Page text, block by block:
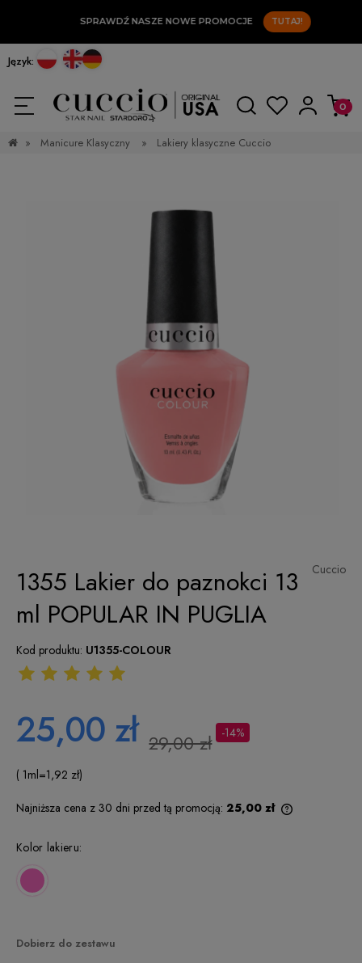
SPRAWDŹ NASZE NOWE PROMOCJE TUTAJ!
Język:
» Manicure Klasyczny » Lakiery klasyczne Cuccio
Cuccio
1355 Lakier do paznokci 13
ml POPULAR IN PUGLIA
Kod produktu: U1355-COLOUR
25,00 zł 29,00 zł -14%
( 1ml=1,92 zł)
Najniższa cena z 30 dni przed tą promocją: 25,00 zł
Kolor lakieru:
Dobierz do zestawu